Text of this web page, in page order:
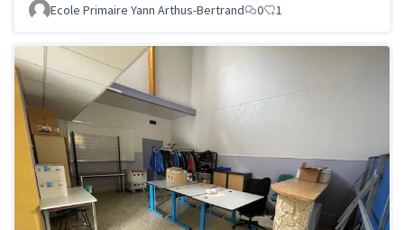
Ecole Primaire Yann Arthus-Bertrand
0 1